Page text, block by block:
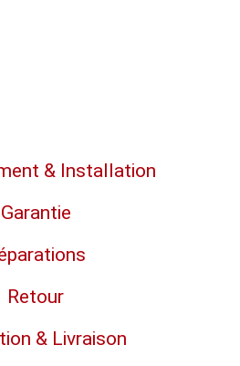
& Installation
Garantie
Retour
& Livraison